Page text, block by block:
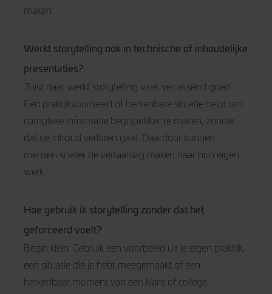
maken.
Werkt storytelling ook in technische of inhoudelijke
presentaties?
Juist daar werkt storytelling vaak verrassend goed.
Een praktijkvoorbeeld of herkenbare situatie helpt om
complexe informatie begrijpelijker te maken, zonder
dat de inhoud verloren gaat. Daardoor kunnen
mensen sneller de vertaalslag maken naar hun eigen
werk.
Hoe gebruik ik storytelling zonder dat het
geforceerd voelt?
Begin klein. Gebruik een voorbeeld uit je eigen praktijk,
een situatie die je hebt meegemaakt of een
herkenbaar moment van een klant of collega.